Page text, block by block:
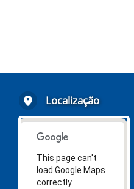
Localização
This page can't
load Google Maps
correctly.